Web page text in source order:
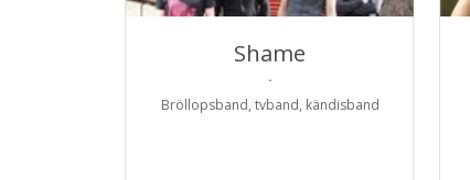
Shame
.
Bröllopsband, tvband, kändisband